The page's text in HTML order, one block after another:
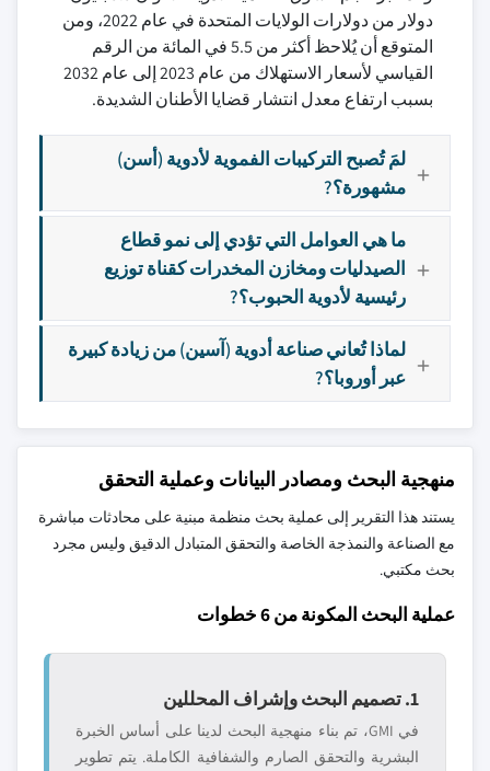
دولار من دولارات الولايات المتحدة في عام 2022، ومن
المتوقع أن يُلاحظ أكثر من 5.5 في المائة من الرقم
القياسي لأسعار الاستهلاك من عام 2023 إلى عام 2032
بسبب ارتفاع معدل انتشار قضايا الأطنان الشديدة.
لمَ تُصبح التركيبات الفموية لأدوية (أسن)
مشهورة؟?
ما هي العوامل التي تؤدي إلى نمو قطاع
الصيدليات ومخازن المخدرات كقناة توزيع
رئيسية لأدوية الحبوب؟?
لماذا تُعاني صناعة أدوية (آسين) من زيادة كبيرة
عبر أوروبا؟?
منهجية البحث ومصادر البيانات وعملية التحقق
يستند هذا التقرير إلى عملية بحث منظمة مبنية على محادثات مباشرة
مع الصناعة والنمذجة الخاصة والتحقق المتبادل الدقيق وليس مجرد
بحث مكتبي.
عملية البحث المكونة من 6 خطوات
1. تصميم البحث وإشراف المحللين
في GMI، تم بناء منهجية البحث لدينا على أساس الخبرة
البشرية والتحقق الصارم والشفافية الكاملة. يتم تطوير